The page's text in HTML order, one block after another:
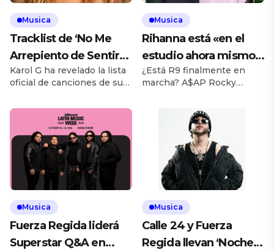
Musica
Tracklist de ‘No Me
Arrepiento de Sentir
Tanto’ de Karol G:
Drake y más
Karol G ha revelado la lista
oficial de canciones de su
de estudio, No Me
Arrepiento de Sentir Tanto,
que se lanzará el viernes (7
de agosto). La artista
colombiana sorprendió a
sus fans en las redes
sociales el miércoles (5 de
agosto) con una selección
de 14 canciones que
incluye […]
Musica
Rihanna está «en el
estudio ahora mismo»,
revela A$AP Rocky
¿Está R9 finalmente en
marcha? A$AP Rocky
Lee Show publicada el
miércoles (5 de agosto) que
Rihanna está de vuelta en
el estudio y grabando
activamente. Rocky
desmintió la teoría de que
él es la razón por la que
Rihanna no ha lanzado un
nuevo álbum en esta […]
Musica
Fuerza Regida liderá
Superstar Q&A en
Musica
Calle 24 y Fuerza
Regida llevan ‘Noche